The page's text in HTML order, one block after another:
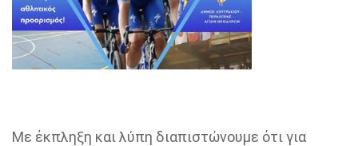
Με έκπληξη και λύπη διαπιστώνουμε ότι για